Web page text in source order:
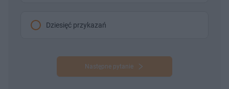
Dziesięć przykazań
Następne pytanie